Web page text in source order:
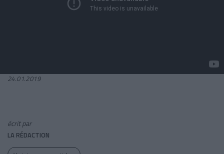
24.01.2019
écrit par
LA RÉDACTION